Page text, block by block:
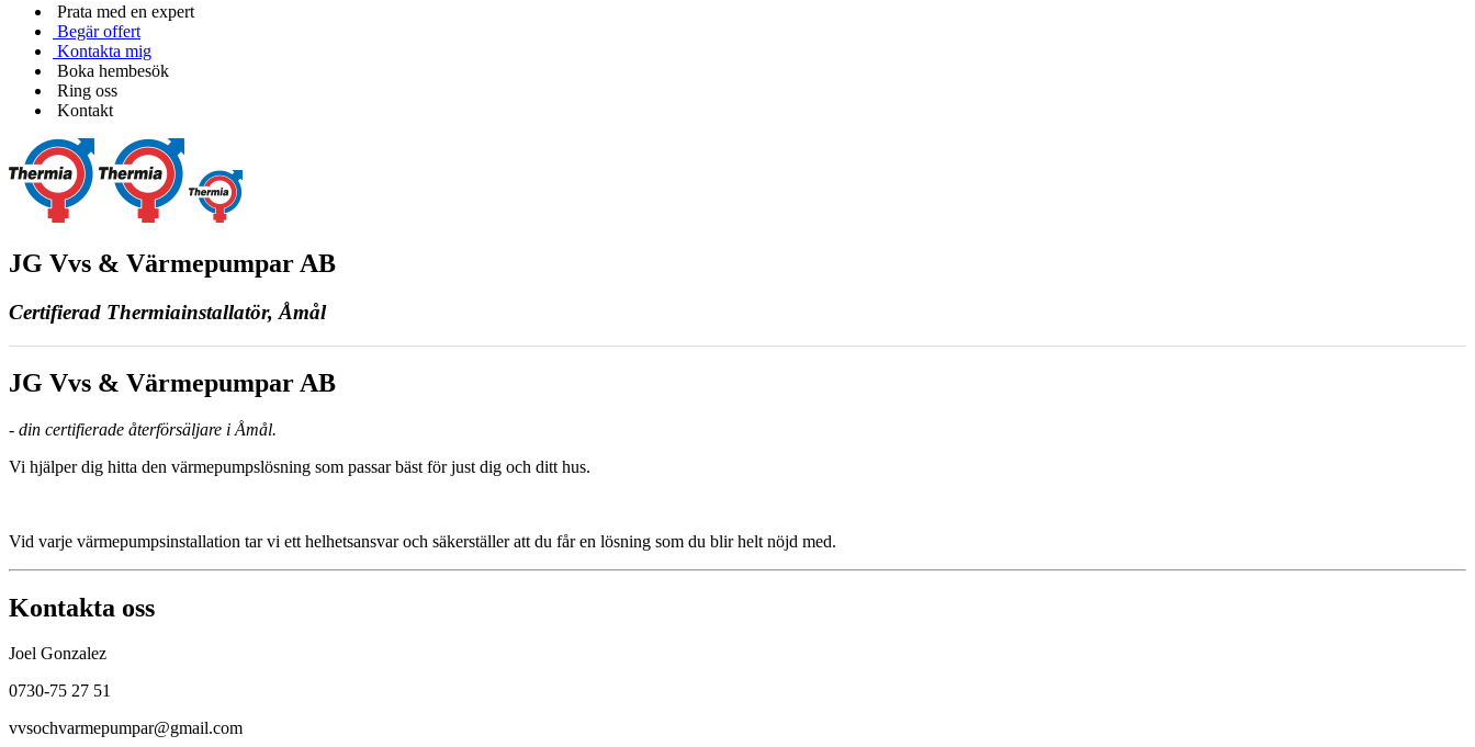
Prata med en expert
Begär offert
Kontakta mig
Boka hembesök
Ring oss
Kontakt
JG Vvs & Värmepumpar AB
Certifierad Thermiainstallatör, Åmål
JG Vvs & Värmepumpar AB
- din certifierade återförsäljare i Åmål.
Vi hjälper dig hitta den värmepumpslösning som passar bäst för just dig och ditt hus.
Vid varje värmepumpsinstallation tar vi ett helhetsansvar och säkerställer att du får en lösning som du blir helt nöjd med.
Kontakta oss
Joel Gonzalez
0730-75 27 51
vvsochvarmepumpar@gmail.com